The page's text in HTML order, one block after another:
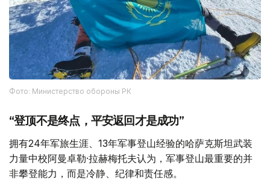
Фото: Министерство обороны РК
“登顶不是终点，平安返回才是成功”
拥有24年军旅生涯、13年军事登山经验的哈萨克斯坦武装
力量中校阿曼卓勒·拉赫梅托夫认为，军事登山最重要的并
非攀登能力，而是冷静、纪律和责任感。